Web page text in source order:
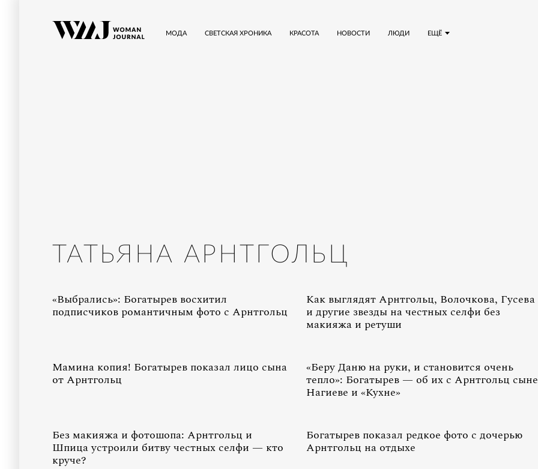
ЕЩЁ
МОДА СВЕТСКАЯ ХРОНИКА КРАСОТА НОВОСТИ ЛЮДИ
ТАТЬЯНА АРНТГОЛЬЦ
«Выбрались»: Богатырев восхитил
подписчиков романтичным фото с Арнтгольц
Как выглядят Арнтгольц, Волочкова, Гусева
и другие звезды на честных селфи без
макияжа и ретуши
Мамина копия! Богатырев показал лицо сына
от Арнтгольц
«Беру Даню на руки, и становится очень
тепло»: Богатырев — об их с Арнтгольц
Нагиеве и «Кухне»
Без макияжа и фотошопа: Арнтгольц и
Шпица устроили битву честных селфи — кто
круче?
Богатырев показал редкое фото с дочерью
Арнтгольц на отдыхе